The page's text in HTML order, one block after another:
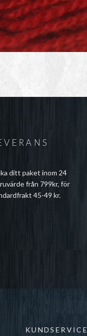
ditt paket inom 24
från 799kr, för
45-49 kr.
KUNDSERVICE